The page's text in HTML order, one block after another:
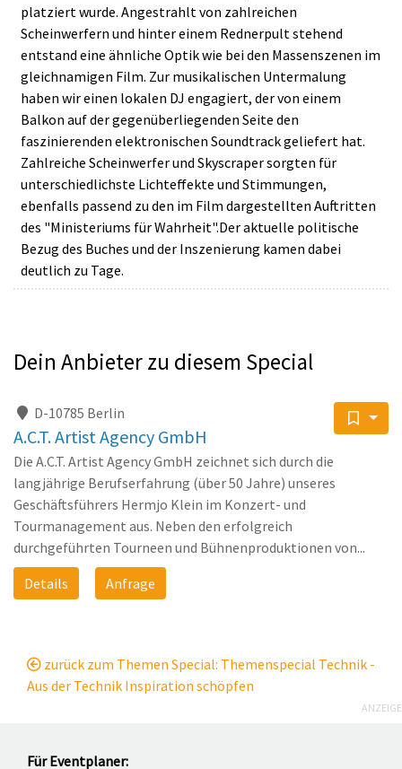
platziert wurde. Angestrahlt von zahlreichen
Scheinwerfern und hinter einem Rednerpult stehend
entstand eine ähnliche Optik wie bei den Massenszenen im
gleichnamigen Film. Zur musikalischen Untermalung
haben wir einen lokalen DJ engagiert, der von einem
Balkon auf der gegenüberliegenden Seite den
faszinierenden elektronischen Soundtrack geliefert hat.
Zahlreiche Scheinwerfer und Skyscraper sorgten für
unterschiedlichste Lichteffekte und Stimmungen,
ebenfalls passend zu den im Film dargestellten Auftritten
des "Ministeriums für Wahrheit".Der aktuelle politische
Bezug des Buches und der Inszenierung kamen dabei
deutlich zu Tage.
Dein Anbieter zu diesem Special
D-10785 Berlin
A.C.T. Artist Agency GmbH
Die A.C.T. Artist Agency GmbH zeichnet sich durch die
langjährige Berufserfahrung (über 50 Jahre) unseres
Geschäftsführers Hermjo Klein im Konzert- und
Tourmanagement aus. Neben den erfolgreich
durchgeführten Tourneen und Bühnenproduktionen von...
Details
Anfrage
zurück zum Themen Special: Themenspecial Technik -
Aus der Technik Inspiration schöpfen
ANZEIGE
Für Eventplaner: